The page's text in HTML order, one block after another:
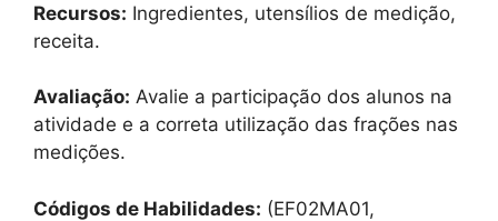
Recursos: Ingredientes, utensílios de medição,
receita.
Avaliação: Avalie a participação dos alunos na
atividade e a correta utilização das frações nas
medições.
Códigos de Habilidades: (EF02MA01,